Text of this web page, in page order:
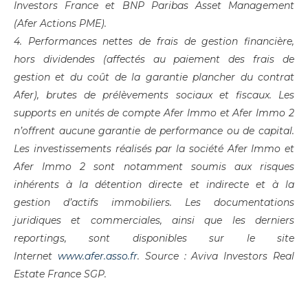
Investors France et BNP Paribas Asset Management
(Afer Actions PME).
4. Performances nettes de frais de gestion financière,
hors dividendes (affectés au paiement des frais de
gestion et du coût de la garantie plancher du contrat
Afer), brutes de prélèvements sociaux et fiscaux. Les
supports en unités de compte Afer Immo et Afer Immo 2
n’offrent aucune garantie de performance ou de capital.
Les investissements réalisés par la société Afer Immo et
Afer Immo 2 sont notamment soumis aux risques
inhérents à la détention directe et indirecte et à la
gestion d’actifs immobiliers. Les documentations
juridiques et commerciales, ainsi que les derniers
reportings, sont disponibles sur le site
Internet www.afer.asso.fr. Source : Aviva Investors Real
Estate France SGP.